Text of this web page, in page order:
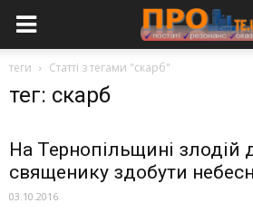
теги Статті з тегами "скарб"
тег: скарб
На Тернопільщині злодій
священику здобути
03.10.2016